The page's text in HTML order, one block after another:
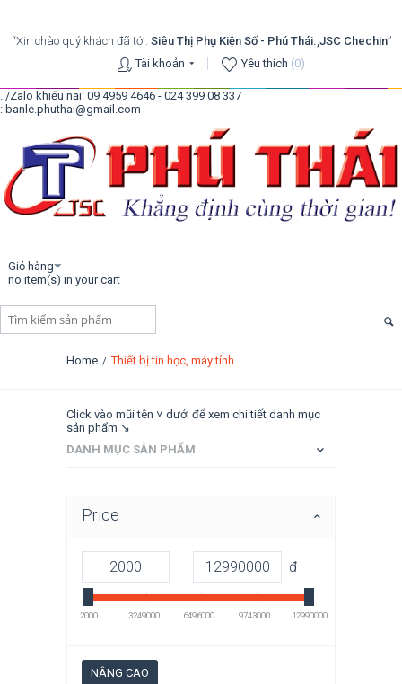
“Xin chào quý khách đã tới: Siêu Thị Phụ Kiện Số - Phú Thái.,JSC Chechin”
Tài khoản
Yêu thích (0)
. /Zalo khiếu nại: 09 4959 4646 - 024 399 08 337
: banle.phuthai@gmail.com
Giỏ hàng
no item(s) in your cart
Home / Thiết bị tin học, máy tính
Click vào mũi tên ˅ dưới để xem chi tiết danh mục
sản phẩm ↘
DANH MỤC SẢN PHẨM
Price
– đ
2000 3249000 6496000 9743000 12990000
NÂNG CAO